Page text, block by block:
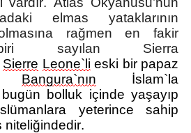
elmas yataklarının
rağmen en fakir
sayılan Sierra
Sierre Leone`li eski bir papaz
Bangura`nın İslam`la
bugün bolluk içinde yaşayıp
yeterince sahip
niteliğindedir.